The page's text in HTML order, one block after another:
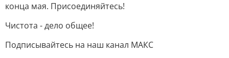
конца мая. Присоединяйтесь!
Чистота - дело общее!
Подписывайтесь на наш канал МАКС